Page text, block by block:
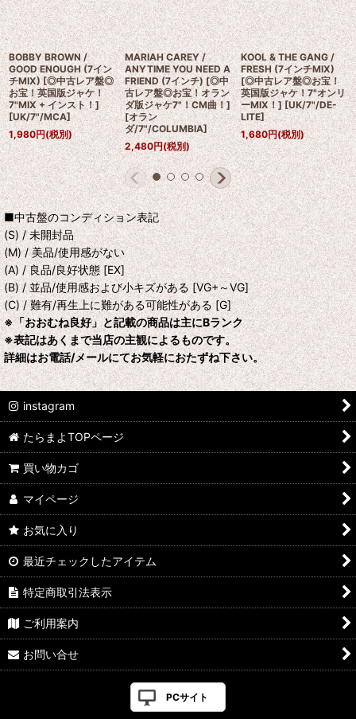
BOBBY BROWN /
GOOD ENOUGH (7イン
チMIX) [◎中古レア盤◎
お宝！英国版ジャケ！
7"MIX + インスト！]
[UK/7"/MCA]
1,980円(税別)
MARIAH CAREY /
ANYTIME YOU NEED A
FRIEND (7インチ) [◎中
古レア盤◎お宝！オラン
ダ版ジャケ7"！CM曲！]
[オラン
ダ/7"/COLUMBIA]
2,480円(税別)
KOOL & THE GANG /
FRESH (7インチMIX)
[◎中古レア盤◎お宝！
英国版ジャケ！7"オンリ
ーMIX！] [UK/7"/DE-
LITE]
1,680円(税別)
■中古盤のコンディション表記
(S) / 未開封品
(M) / 美品/使用感がない
(A) / 良品/良好状態 [EX]
(B) / 並品/使用感および小キズがある [VG+～VG]
(C) / 難有/再生上に難がある可能性がある [G]
※「おおむね良好」と記載の商品は主にBランク
※表記はあくまで当店の主観によるものです。
詳細はお電話/メールにてお気軽におたずね下さい。
instagram
たらまよTOPページ
買い物カゴ
マイページ
お気に入り
最近チェックしたアイテム
特定商取引法表示
ご利用案内
お問い合せ
PCサイト